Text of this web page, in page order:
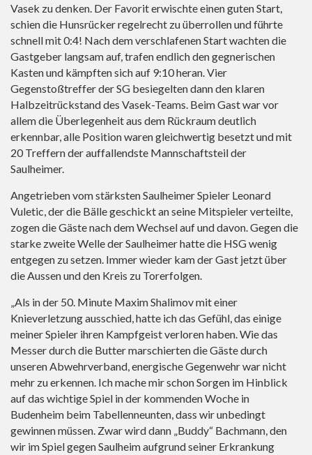
Vasek zu denken. Der Favorit erwischte einen guten Start,
schien die Hunsrücker regelrecht zu überrollen und führte
schnell mit 0:4! Nach dem verschlafenen Start wachten die
Gastgeber langsam auf, trafen endlich den gegnerischen
Kasten und kämpften sich auf 9:10 heran. Vier
Gegenstoßtreffer der SG besiegelten dann den klaren
Halbzeitrückstand des Vasek-Teams. Beim Gast war vor
allem die Überlegenheit aus dem Rückraum deutlich
erkennbar, alle Position waren gleichwertig besetzt und mit
20 Treffern der auffallendste Mannschaftsteil der
Saulheimer.
Angetrieben vom stärksten Saulheimer Spieler Leonard
Vuletic, der die Bälle geschickt an seine Mitspieler verteilte,
zogen die Gäste nach dem Wechsel auf und davon. Gegen die
starke zweite Welle der Saulheimer hatte die HSG wenig
entgegen zu setzen. Immer wieder kam der Gast jetzt über
die Aussen und den Kreis zu Torerfolgen.
„Als in der 50. Minute Maxim Shalimov mit einer
Knieverletzung ausschied, hatte ich das Gefühl, das einige
meiner Spieler ihren Kampfgeist verloren haben. Wie das
Messer durch die Butter marschierten die Gäste durch
unseren Abwehrverband, energische Gegenwehr war nicht
mehr zu erkennen. Ich mache mir schon Sorgen im Hinblick
auf das wichtige Spiel in der kommenden Woche in
Budenheim beim Tabellenneunten, dass wir unbedingt
gewinnen müssen. Zwar wird dann „Buddy“ Bachmann, den
wir im Spiel gegen Saulheim aufgrund seiner Erkrankung